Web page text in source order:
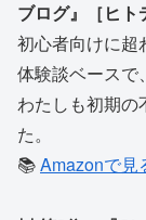
ブログ』［ヒト
初心者向けに超
体験談ベースで
わたしも初期の
た。
📚Amazonで見